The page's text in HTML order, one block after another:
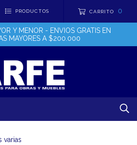
PRODUCTOS CARRITO 0
Y MENOR - ENVIOS GRATIS EN
MAYORES A $200.000
varias